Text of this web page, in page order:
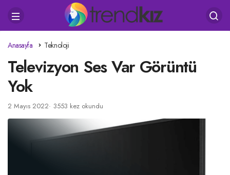
Anasayfa Teknoloji
Televizyon Ses Var Görüntü
Yok
2 Mayıs 2022 3553 kez okundu